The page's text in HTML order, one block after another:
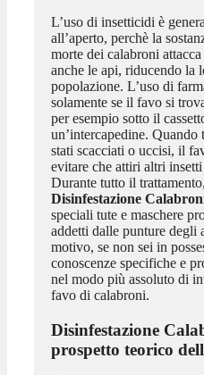
L’uso di insetticidi è
all’aperto, perchè la
morte dei calabroni
anche le api, riducendo la
popolazione. L’uso di
solamente se il favo si
per esempio sotto il
un’intercapedine.
stati scacciati o uccisi, il
evitare che attiri altri
Durante tutto il
Disinfestazione
speciali tute e maschere
addetti dalle punture degli
motivo, se non sei in
conoscenze specifiche e
nel modo più assoluto di
favo di calabroni.
Disinfestazione
prospetto teorico